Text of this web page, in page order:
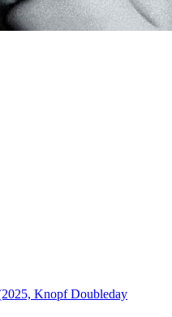
Knopf Doubleday